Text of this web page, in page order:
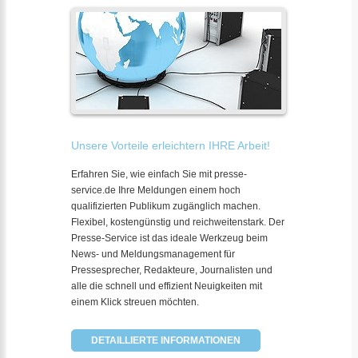
Unsere Vorteile erleichtern IHRE Arbeit!
Erfahren Sie, wie einfach Sie mit presse-
service.de Ihre Meldungen einem hoch
qualifizierten Publikum zugänglich machen.
Flexibel, kostengünstig und reichweitenstark. Der
Presse-Service ist das ideale Werkzeug beim
News- und Meldungsmanagement für
Pressesprecher, Redakteure, Journalisten und
alle die schnell und effizient Neuigkeiten mit
einem Klick streuen möchten.
DETAILLIERTE INFORMATIONEN